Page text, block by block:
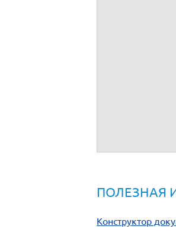
ПОЛЕЗНАЯ
Конструктор